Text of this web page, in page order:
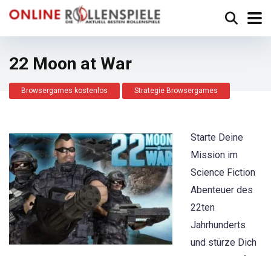
22 Moon at War
Browsergames kostenlos Strategie Browsergames
Starte Deine
Mission im
Science Fiction
Abenteuer des
22ten
Jahrhunderts
und stürze Dich